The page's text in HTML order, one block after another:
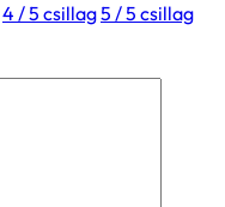
4 / 5 csillag5 / 5 csillag